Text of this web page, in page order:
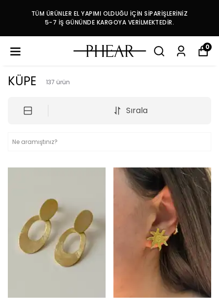
TÜM ÜRÜNLER EL YAPIMI OLDUĞU İÇİN SİPARİŞLERİNİZ
5-7 İŞ GÜNÜNDE KARGOYA VERİLMEKTEDİR.
0
KÜPE 137 ürün
Sırala